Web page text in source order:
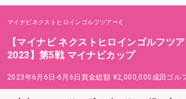
マイナビネクストヒロインゴルフツアー
【マイナビ ネクストヒロインゴルフツ
2023】第5戦 マイナビカップ
2023年6月6日-6月6日 賞金総額 ¥2,000,000 成田ゴル